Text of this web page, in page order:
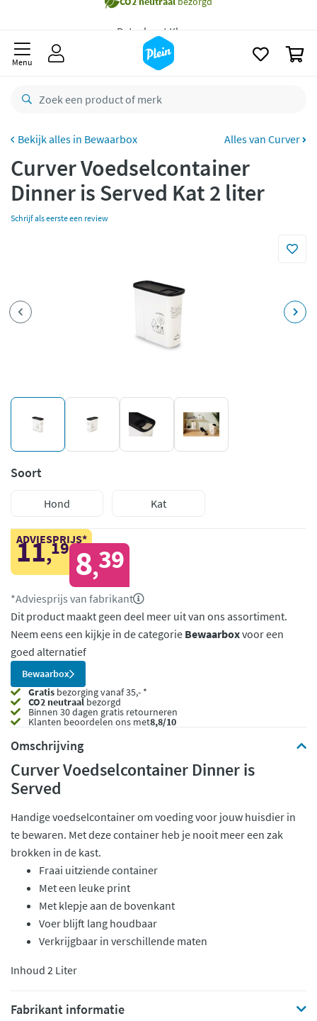
Gratisbezorging vanaf 35,- *
23.59u besteld,maandag
Gratis retourneren
Menu
Bewaarbox Alles van Curver
Curver Voedselcontainer
Dinner is Served Kat 2 liter
Schrijf als eerste een review
Soort
Hond Kat
ADVIESPRIJS*
11,19 8,39
*Adviesprijs van fabrikant
Dit product maakt geen deel meer uit van ons assortiment.
Neem eens een kijkje in de categorie Bewaarboxvoor een
goed alternatief
Bewaarbox
Gratis bezorging vanaf 35,- *
CO2 neutraalbezorgd
Binnen 30 dagen gratis retourneren
Klanten beoordelen ons met8,8/10
Omschrijving
Curver Voedselcontainer Dinner is
Served
Handige voedselcontainer om voeding voor jouw huisdier in
te bewaren. Met deze container heb je nooit meer een zak
brokken in de kast.
Fraai uitziende container
Met een leuke print
Met klepje aan de bovenkant
Voer blijft lang houdbaar
Verkrijgbaar in verschillende maten
Inhoud 2 Liter
Fabrikant informatie